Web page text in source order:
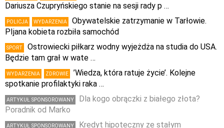
Dariusza Czupryńskiego stanie na sesji rady p …
POLICJA WYDARZENIA
Obywatelskie zatrzymanie w Tarłowie.
PIjana kobieta rozbiła samochód
SPORT
Ostrowiecki piłkarz wodny wyjeżdża na studia do USA.
Będzie tam grał w wate …
WYDARZENIA ZDROWIE
’Wiedza, która ratuje życie’. Kolejne
spotkanie profilaktyki raka …
ARTYKUŁ SPONSOROWANY
Dla kogo obrączki z białego złota?
Poradnik od Marko
ARTYKUŁ SPONSOROWANY
Kredyt hipoteczny ze stałym